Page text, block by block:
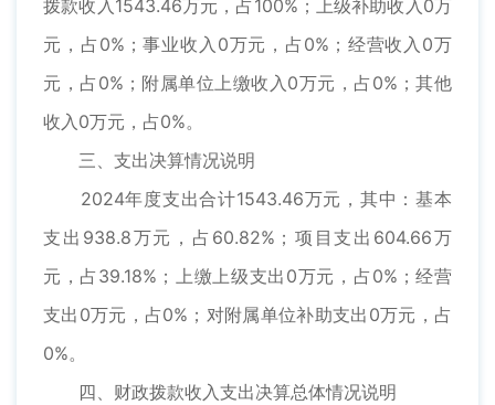
拨款收入1543.46万元，占100%；上级补助收入0万
元，占0%；事业收入0万元，占0%；经营收入0万
元，占0%；附属单位上缴收入0万元，占0%；其他
收入0万元，占0%。
三、支出决算情况说明
2024年度支出合计1543.46万元，其中：基本
支出938.8万元，占60.82%；项目支出604.66万
元，占39.18%；上缴上级支出0万元，占0%；经营
支出0万元，占0%；对附属单位补助支出0万元，占
0%。
四、财政拨款收入支出决算总体情况说明